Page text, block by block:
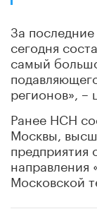
За
сегодня
самый
регионов», –
Ранее НСН
Москвы,
предприятия
направления
Московской